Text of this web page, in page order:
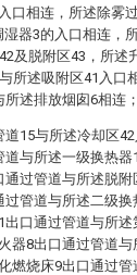
口相连，所述除雾
器3的入口相连，
及脱附区43，所述
所述吸附区41入口
述排放烟囱6相连；
15与所述冷却区
与所述一级换热器
过管道与所述脱附
管道与所述二级换
口通过管道与所述
器8出口通过管道与
燃烧床9出口通过管